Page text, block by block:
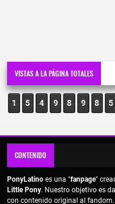
VISTAS A LA PÁGINA TOTALES
1 5 4 9 8 9 8 5
CONTENIDO
PonyLatino es una "fanpage"
Little Pony. Nuestro objetivo es
con contenido original al